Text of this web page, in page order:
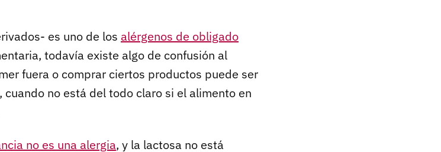
es uno de los alérgenos de obligado
todavía existe algo de confusión al
fuera o comprar ciertos productos puede ser
no está del todo claro si el alimento en
no es una alergia, y la lactosa no está